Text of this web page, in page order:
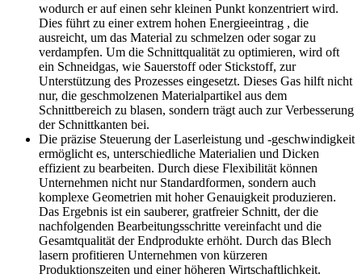
wodurch er auf einen sehr kleinen Punkt konzentriert wird.
Dies führt zu einer extrem hohen Energieeintrag , die
ausreicht, um das Material zu schmelzen oder sogar zu
verdampfen. Um die Schnittqualität zu optimieren, wird oft
ein Schneidgas, wie Sauerstoff oder Stickstoff, zur
Unterstützung des Prozesses eingesetzt. Dieses Gas hilft nicht
nur, die geschmolzenen Materialpartikel aus dem
Schnittbereich zu blasen, sondern trägt auch zur Verbesserung
der Schnittkanten bei.
Die präzise Steuerung der Laserleistung und -geschwindigkeit
ermöglicht es, unterschiedliche Materialien und Dicken
effizient zu bearbeiten. Durch diese Flexibilität können
Unternehmen nicht nur Standardformen, sondern auch
komplexe Geometrien mit hoher Genauigkeit produzieren.
Das Ergebnis ist ein sauberer, gratfreier Schnitt, der die
nachfolgenden Bearbeitungsschritte vereinfacht und die
Gesamtqualität der Endprodukte erhöht. Durch das Blech
lasern profitieren Unternehmen von kürzeren
Produktionszeiten und einer höheren Wirtschaftlichkeit.